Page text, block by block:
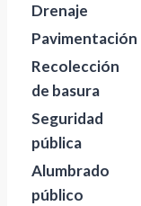
Drenaje
Pavimentación
Recolección
de basura
Seguridad
pública
Alumbrado
público